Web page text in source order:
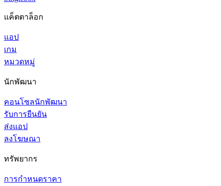
แค็ตตาล็อก
แอป
เกม
หมวดหมู่
นักพัฒนา
คอนโซลนักพัฒนา
รับการยืนยัน
ส่งแอป
ลงโฆษณา
ทรัพยากร
การกำหนดราคา